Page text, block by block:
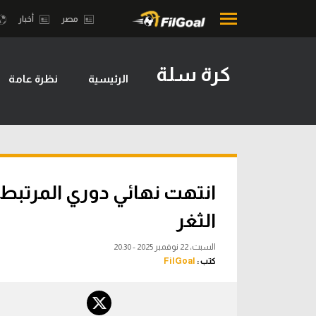
ميركاتو
مسابقة التوقعات
مصر أخبار
كرة سلة الرئيسية نظرة عامة
الثغر
السبت، 22 نوفمبر 2025 - 20:30
كتب : FilGoal